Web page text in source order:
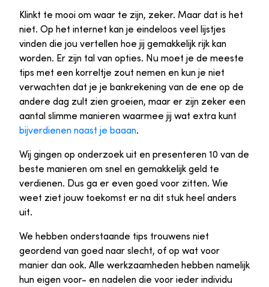
Klinkt te mooi om waar te zijn, zeker. Maar dat is het
niet. Op het internet kan je eindeloos veel lijstjes
vinden die jou vertellen hoe jij gemakkelijk rijk kan
worden. Er zijn tal van opties. Nu moet je de meeste
tips met een korreltje zout nemen en kun je niet
verwachten dat je je bankrekening van de ene op de
andere dag zult zien groeien, maar er zijn zeker een
aantal slimme manieren waarmee jij wat extra kunt
bijverdienen naast je baaan.
Wij gingen op onderzoek uit en presenteren 10 van de
beste manieren om snel en gemakkelijk geld te
verdienen. Dus ga er even goed voor zitten. Wie
weet ziet jouw toekomst er na dit stuk heel anders
uit.
We hebben onderstaande tips trouwens niet
geordend van goed naar slecht, of op wat voor
manier dan ook. Alle werkzaamheden hebben namelijk
hun eigen voor- en nadelen die voor ieder individu